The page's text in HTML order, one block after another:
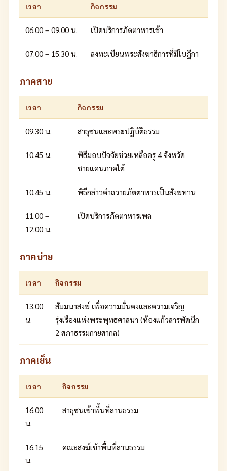
เวลา กิจกรรม
06.00 – 09.00 น. เปิดบริการภัตตาหารเช้า
07.00 – 15.30 น. ลงทะเบียนพระสังฆาธิการที่มีใบฎีกา
ภาคสาย
เวลา กิจกรรม
09.30 น. สาธุชนและพระปฏิบัติธรรม
10.45 น.
พิธีมอบปัจจัยช่วยเหลือครู 4 จังหวัด
ชายแดนภาคใต้
10.45 น. พิธีกล่าวคำถวายภัตตาหารเป็นสังฆทาน
11.00 –
12.00 น.
เปิดบริการภัตตาหารเพล
ภาคบ่าย
เวลา กิจกรรม
13.00
น.
สัมมนาสงฆ์ เพื่อความมั่นคงและความเจริญ
รุ่งเรืองแห่งพระพุทธศาสนา (ห้องแก้วสารพัดนึก
2 สภาธรรมกายสากล)
ภาคเย็น
เวลา กิจกรรม
16.00
น.
สาธุชนเข้าพื้นที่ลานธรรม
16.15
น.
คณะสงฆ์เข้าพื้นที่ลานธรรม